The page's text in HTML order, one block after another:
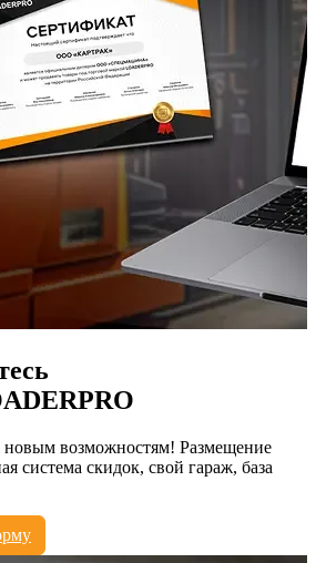
новым возможностям! Размещение
система скидок, свой гараж, база